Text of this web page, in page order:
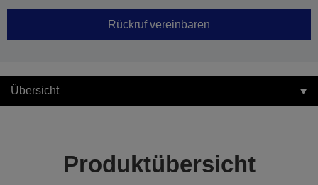
Rückruf vereinbaren
Übersicht
Produktübersicht